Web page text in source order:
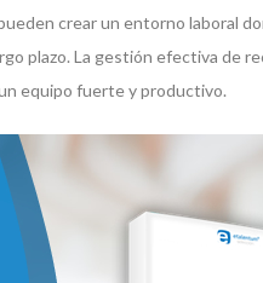
crear un entorno laboral
plazo. La gestión efectiva de
equipo fuerte y productivo.